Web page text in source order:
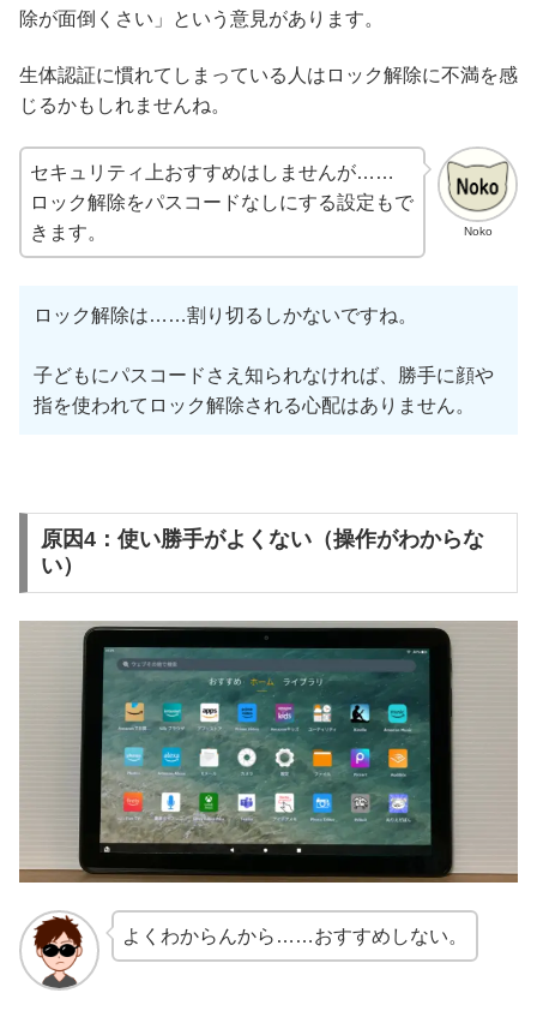
除が面倒くさい」という意見があります。
生体認証に慣れてしまっている人はロック解除に不満を感
じるかもしれませんね。
Noko
セキュリティ上おすすめはしませんが……
ロック解除をパスコードなしにする設定もで
きます。
ロック解除は……割り切るしかないですね。
子どもにパスコードさえ知られなければ、勝手に顔や
指を使われてロック解除される心配はありません。
原因4：使い勝手がよくない（操作がわからな
い）
よくわからんから……おすすめしない。